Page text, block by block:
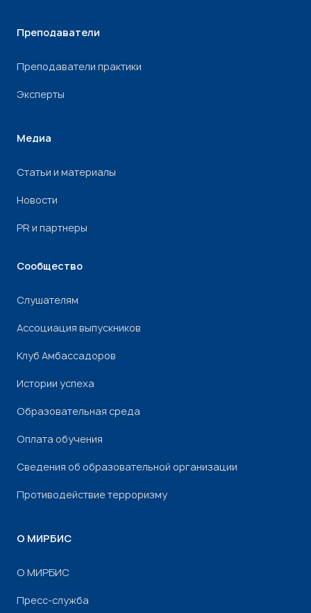
Преподаватели
Преподаватели практики
Эксперты
Медиа
Статьи и материалы
Новости
PR и партнеры
Сообщество
Слушателям
Ассоциация выпускников
Клуб Амбассадоров
Истории успеха
Образовательная среда
Оплата обучения
Сведения об образовательной организации
Противодействие терроризму
О МИРБИС
О МИРБИС
Пресс-служба